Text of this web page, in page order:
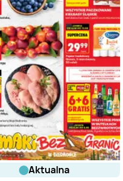
aktualna